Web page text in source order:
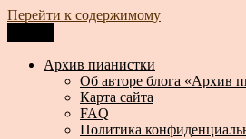
Перейти к содержимому
Архив пианистки
Всё для пианистов: ноты, книги,
Архив пианистки
Об авторе блога «Архив
Карта сайта
FAQ
Политика